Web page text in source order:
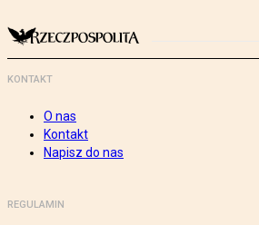
KONTAKT
O nas
Kontakt
Napisz do nas
REGULAMIN